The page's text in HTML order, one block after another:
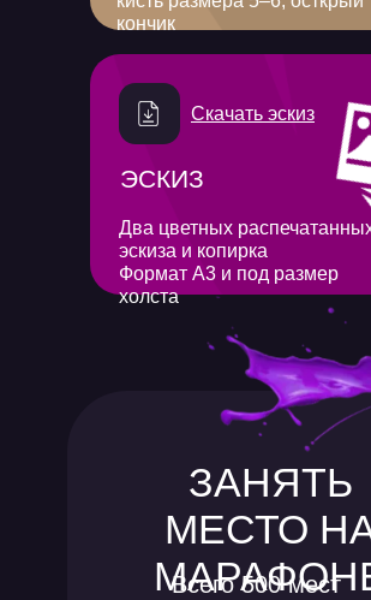
Два цветных
эскиза и копирка
Формат A3 и под размер
холста
Скачать эскиз
ЭСКИЗ
кончик
ЗАНЯТЬ
МЕСТО
Всего 500 мест